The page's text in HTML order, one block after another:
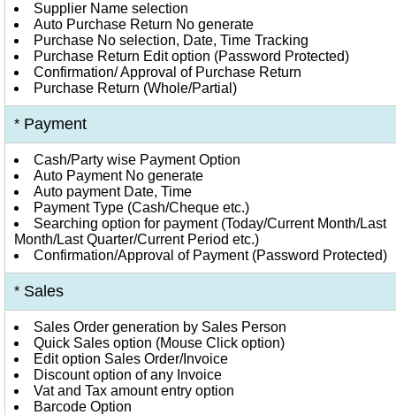
Supplier Name selection
Auto Purchase Return No generate
Purchase No selection, Date, Time Tracking
Purchase Return Edit option (Password Protected)
Confirmation/ Approval of Purchase Return
Purchase Return (Whole/Partial)
* Payment
Cash/Party wise Payment Option
Auto Payment No generate
Auto payment Date, Time
Payment Type (Cash/Cheque etc.)
Searching option for payment (Today/Current Month/Last
Month/Last Quarter/Current Period etc.)
Confirmation/Approval of Payment (Password Protected)
* Sales
Sales Order generation by Sales Person
Quick Sales option (Mouse Click option)
Edit option Sales Order/Invoice
Discount option of any Invoice
Vat and Tax amount entry option
Barcode Option